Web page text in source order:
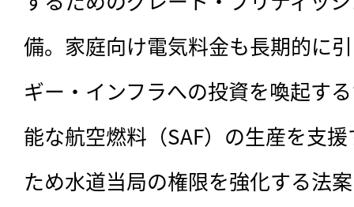
備。家庭向け電気料金も長期的に
ギー・インフラへの投資を喚起す
能な航空燃料（SAF）の生産を支
ため水道当局の権限を強化する法